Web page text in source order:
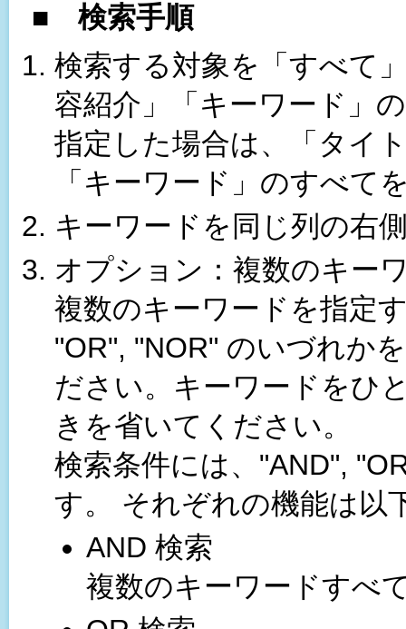
■ 検索手順
検索する対象を「すべて
容紹介」「キーワード」
指定した場合は、「タイ
「キーワード」のすべて
キーワードを同じ列の右
オプション：複数のキー
複数のキーワードを指定
"OR", "NOR" のいづれか
ださい。キーワードをひ
きを省いてください。
検索条件には、"AND",
す。 それぞれの機能は以
AND 検索
複数のキーワードすべ